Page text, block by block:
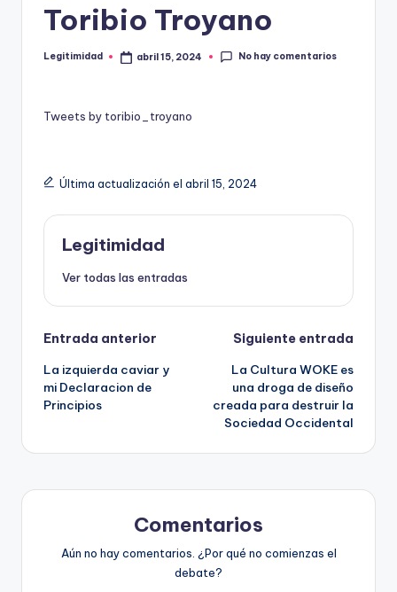
T
D
A
D
Toribio Troyano
Publicado
Legitimidad abril 15, 2024 No hay comentarios
Tweets by toribio_troyano
Última actualización el abril 15, 2024
Legitimidad
Ver todas las entradas
Navegación
de
entradas
Entrada anterior
La izquierda caviar y
mi Declaracion de
Principios
Siguiente entrada
La Cultura WOKE es
una droga de diseño
creada para destruir la
Sociedad Occidental
Comentarios
Aún no hay comentarios. ¿Por qué no comienzas el
debate?